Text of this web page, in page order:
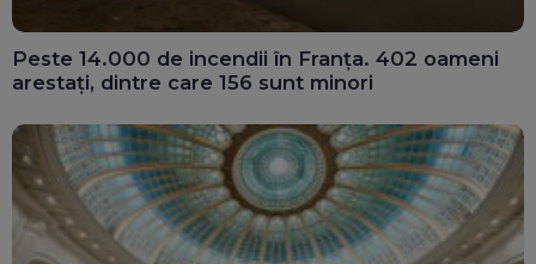
Peste 14.000 de incendii în Franța. 402 oameni
arestați, dintre care 156 sunt minori